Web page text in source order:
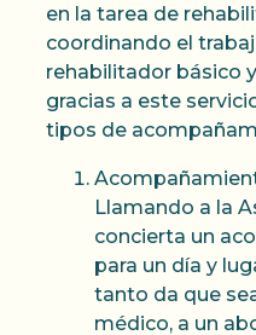
en la tarea de
coordinando el
rehabilitador básico
gracias a este
tipos de
Llamando a la
concierta un
para un día y
tanto da que
médico, a un